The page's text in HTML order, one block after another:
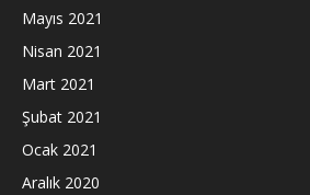
Mayıs 2021
Nisan 2021
Mart 2021
Şubat 2021
Ocak 2021
Aralık 2020